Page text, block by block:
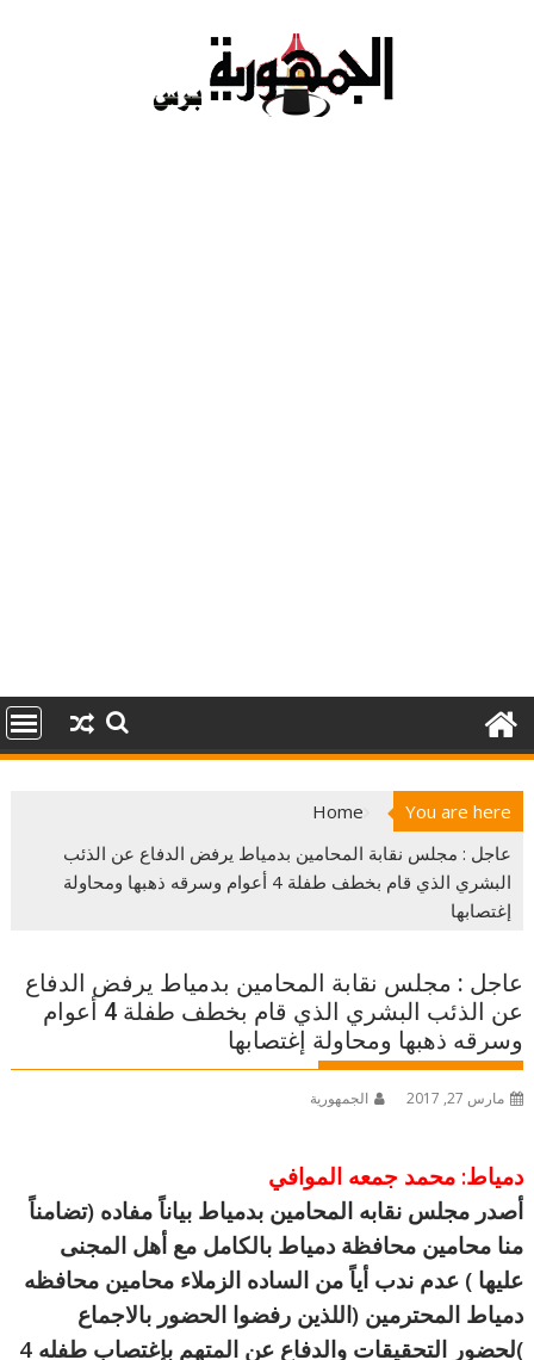
You are here
Home
عاجل : مجلس نقابة المحامين بدمياط يرفض الدفاع عن الذئب
البشري الذي قام بخطف طفلة 4 أعوام وسرقه ذهبها ومحاولة
إغتصابها
عاجل : مجلس نقابة المحامين بدمياط يرفض الدفاع
عن الذئب البشري الذي قام بخطف طفلة 4 أعوام
وسرقه ذهبها ومحاولة إغتصابها
مارس 27, 2017 الجمهورية
دمياط: محمد جمعه الموافي
أصدر مجلس نقابه المحامين بدمياط بياناً مفاده (تضامناً
منا محامين محافظة دمياط بالكامل مع أهل المجنى
عليها ) عدم ندب أياً من الساده الزملاء محامين محافظه
دمياط المحترمين (اللذين رفضوا الحضور بالاجماع
)لحضور التحقيقات والدفاع عن المتهم بإغتصاب طفله 4